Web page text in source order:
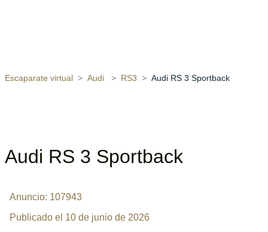
Escaparate virtual Audi RS3
Audi RS 3 Sportback
Audi RS 3 Sportback
Anuncio: 107943
Publicado el 10 de junio de 2026